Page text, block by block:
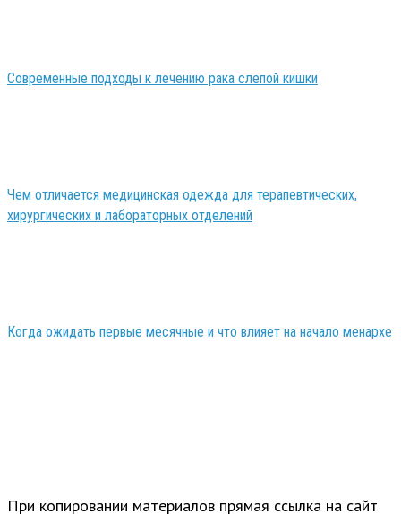
Современные подходы к лечению рака слепой кишки
Чем отличается медицинская одежда для терапевтических,
хирургических и лабораторных отделений
Когда ожидать первые месячные и что влияет на начало менархе
При копировании материалов прямая ссылка на сайт